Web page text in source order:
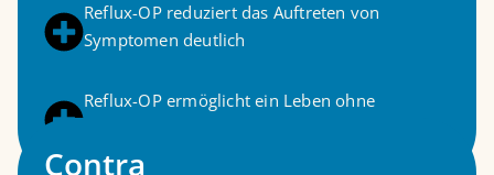
Reflux-OP reduziert das Auftreten von
Symptomen deutlich
Reflux-OP ermöglicht ein Leben ohne
Contra